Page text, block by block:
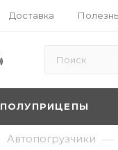
Доставка
ПОЛУПРИЦЕПЫ
Автопогрузчики —